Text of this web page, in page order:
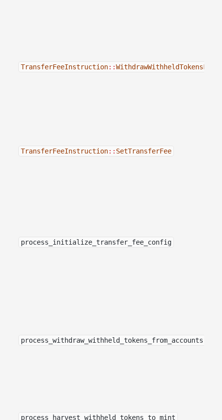
TransferFeeInstruction::
TransferFeeInstruction:: SetTransferFee
process_initialize_transfer_fee_config
process_withdraw_withheld_tokens_from_accounts
process_harvest_withheld_tokens_to_mint